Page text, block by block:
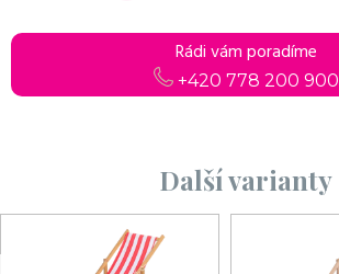
Rádi vám poradíme
+420 778 200 900
Další varianty